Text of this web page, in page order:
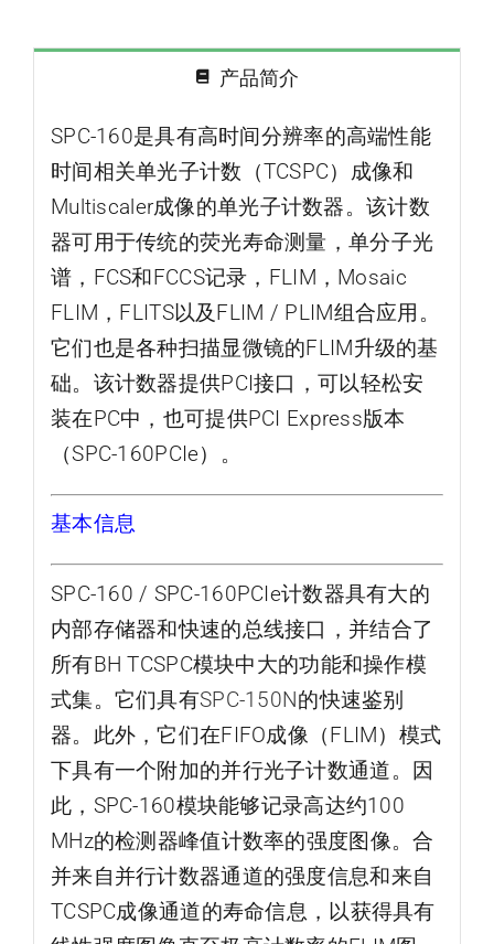
产品简介
SPC-160是具有高时间分辨率的高端性能
时间相关单光子计数（TCSPC）成像和
Multiscaler成像的单光子计数器。该计数
器可用于传统的荧光寿命测量，单分子光
谱，FCS和FCCS记录，FLIM，Mosaic
FLIM，FLITS以及FLIM / PLIM组合应用。
它们也是各种扫描显微镜的FLIM升级的基
础。该计数器提供PCI接口，可以轻松安
装在PC中，也可提供PCI Express版本
（SPC-160PCIe）。
基本信息
SPC-160 / SPC-160PCIe计数器具有大的
内部存储器和快速的总线接口，并结合了
所有BH TCSPC模块中大的功能和操作模
式集。它们具有SPC-150N的快速鉴别
器。此外，它们在FIFO成像（FLIM）模式
下具有一个附加的并行光子计数通道。因
此，SPC-160模块能够记录高达约100
MHz的检测器峰值计数率的强度图像。合
并来自并行计数器通道的强度信息和来自
TCSPC成像通道的寿命信息，以获得具有